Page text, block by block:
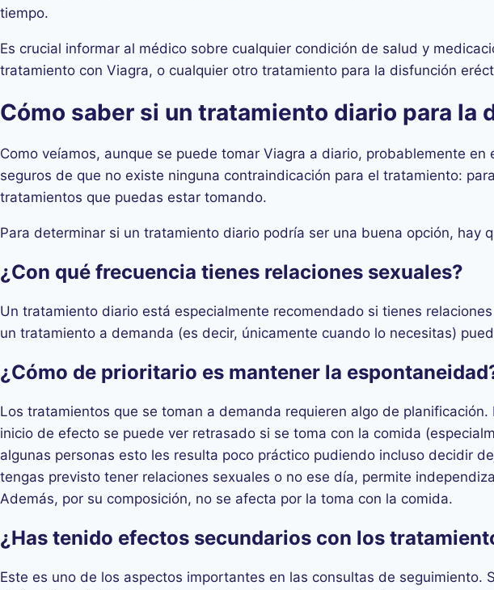
tiempo.
Es crucial informar al médico sobre cualquier condición de salud y
tratamiento con Viagra, o cualquier otro tratamiento para la disfunción
Cómo saber si un tratamiento diario para
Como veíamos, aunque se puede tomar Viagra a diario, probablemente
seguros de que no existe ninguna contraindicación para el tratamiento:
tratamientos que puedas estar tomando.
Para determinar si un tratamiento diario podría ser una buena opción, hay
¿Con qué frecuencia tienes relaciones sexuales?
Un tratamiento diario está especialmente recomendado si tienes
un tratamiento a demanda (es decir, únicamente cuando lo necesitas)
¿Cómo de prioritario es mantener la
Los tratamientos que se toman a demanda requieren algo de planificación.
inicio de efecto se puede ver retrasado si se toma con la comida
algunas personas esto les resulta poco práctico pudiendo incluso decidir
tengas previsto tener relaciones sexuales o no ese día, permite
Además, por su composición, no se afecta por la toma con la comida.
¿Has tenido efectos secundarios con los
Este es uno de los aspectos importantes en las consultas de